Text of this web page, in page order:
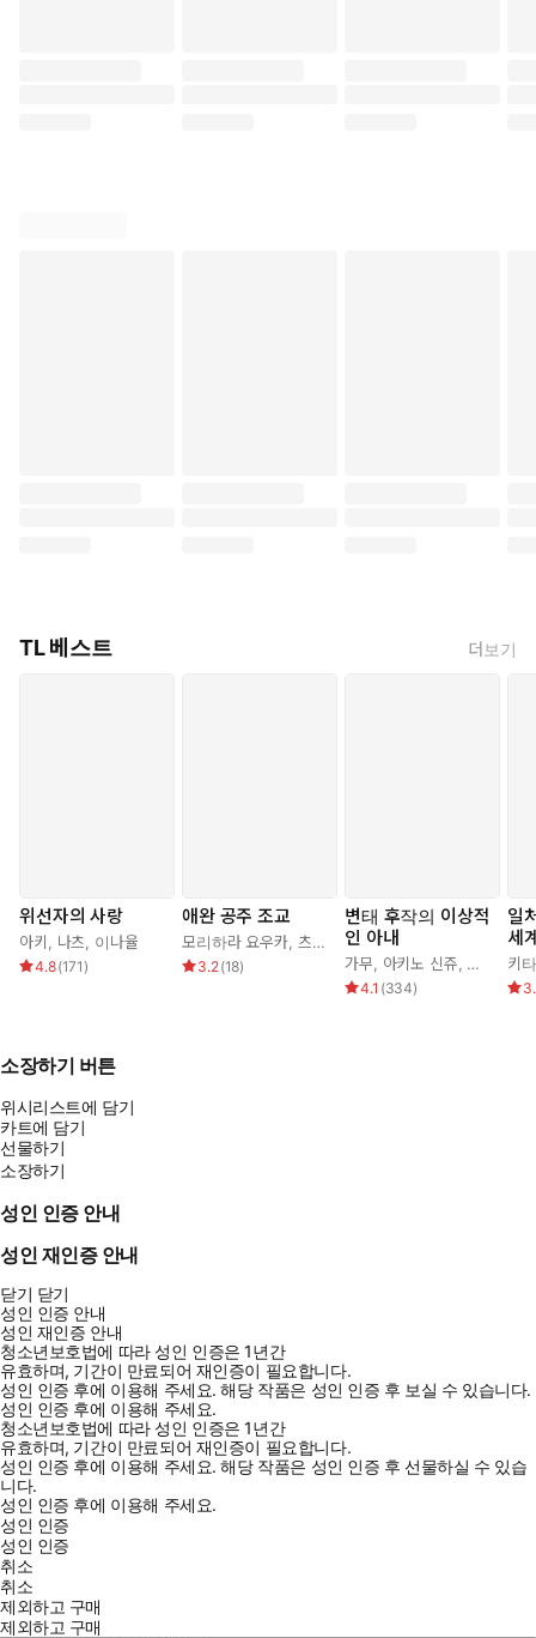
TL 베스트 더보기
위선자의 사랑
아키, 나츠, 이나율
4.8(171 )
애완 공주 조교
모리하라 요우카, 츠키모리 아이라
3.2(18)
변태 후작의 이상적
인 아내
가무, 아키노 신쥬, 조아라
4.1 (334)
일
세
키
소장하기 버튼
위시리스트에 담기
카트에 담기
선물하기
소장하기
성인 인증 안내
성인 재인증 안내
닫기 닫기
성인 인증 안내
성인 재인증 안내
청소년보호법에 따라 성인 인증은 1년간
유효하며, 기간이 만료되어 재인증이 필요합니다.
성인 인증 후에 이용해 주세요.해당 작품은 성인 인증 후 보실 수 있습니다.
성인 인증 후에 이용해 주세요.
청소년보호법에 따라 성인 인증은 1년간
유효하며, 기간이 만료되어 재인증이 필요합니다.
성인 인증 후에 이용해 주세요.해당 작품은 성인 인증 후 선물하실 수 있습
니다.
성인 인증 후에 이용해 주세요.
성인 인증
성인 인증
취소
취소
제외하고 구매
제외하고 구매